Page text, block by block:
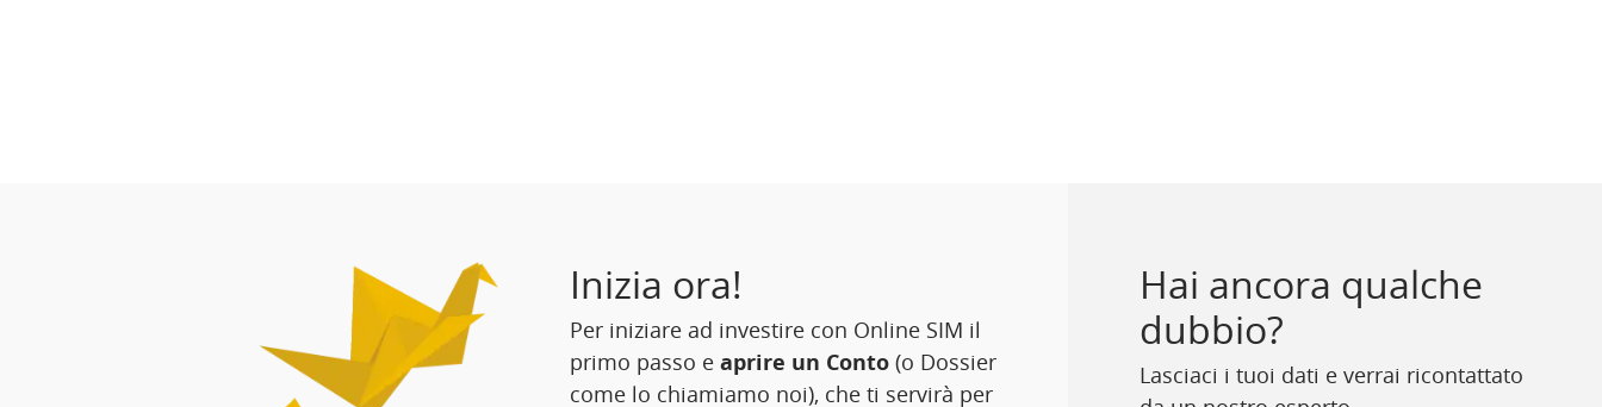
Inizia ora!
Per iniziare ad investire con Online SIM il
primo passo e aprire un Conto (o Dossier
come lo chiamiamo noi), che ti servirà per
Hai ancora qualche
dubbio?
Lasciaci i tuoi dati e verrai ricontattato